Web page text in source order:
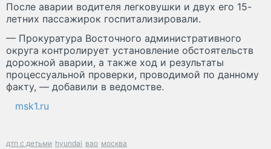
После аварии водителя легковушки и двух его 15-
летних пассажирок госпитализировали.
— Прокуратура Восточного административного
округа контролирует установление обстоятельств
дорожной аварии, а также ход и результаты
процессуальной проверки, проводимой по данному
факту, — добавили в ведомстве.
msk1.ru
дтп с детьми hyundai вао москва